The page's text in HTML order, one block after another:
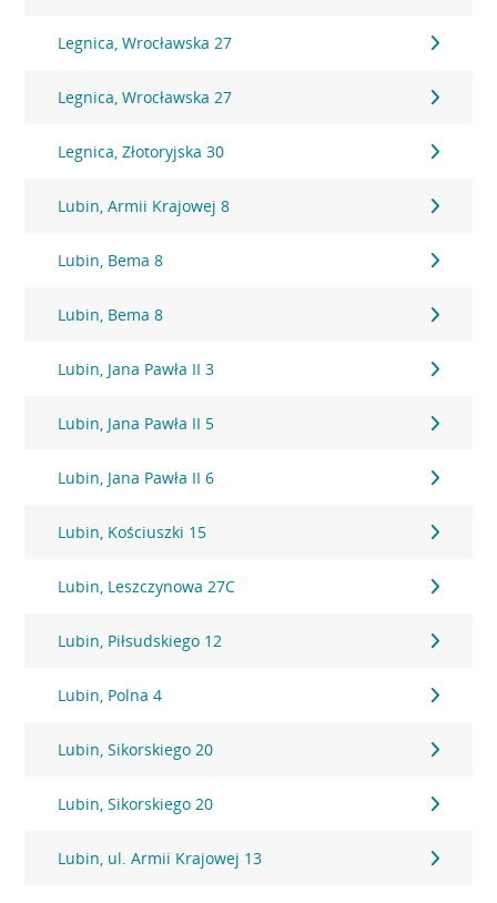
Legnica, Wrocławska 27
Legnica, Wrocławska 27
Legnica, Złotoryjska 30
Lubin, Armii Krajowej 8
Lubin, Bema 8
Lubin, Bema 8
Lubin, Jana Pawła II 3
Lubin, Jana Pawła II 5
Lubin, Jana Pawła II 6
Lubin, Kościuszki 15
Lubin, Leszczynowa 27C
Lubin, Piłsudskiego 12
Lubin, Polna 4
Lubin, Sikorskiego 20
Lubin, Sikorskiego 20
Lubin, ul. Armii Krajowej 13